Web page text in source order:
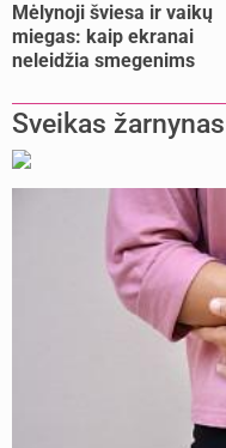
Mėlynoji šviesa ir vaikų
miegas: kaip ekranai
neleidžia smegenims
Sveikas žarnynas